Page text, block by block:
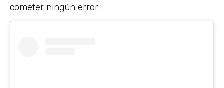
cometer ningún error: